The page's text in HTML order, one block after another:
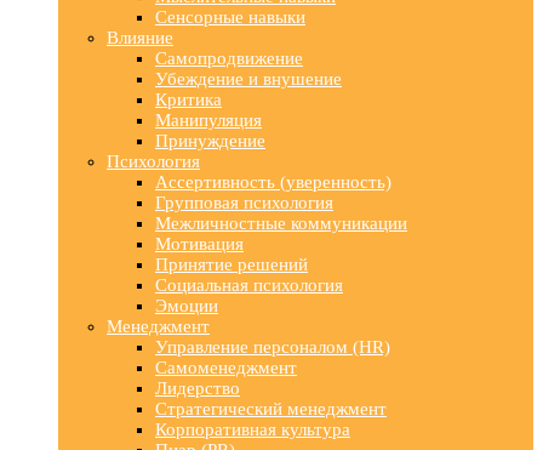
Сенсорные навыки
Влияние
Самопродвижение
Убеждение и внушение
Критика
Манипуляция
Принуждение
Психология
Ассертивность (уверенность)
Групповая психология
Межличностные коммуникации
Мотивация
Принятие решений
Социальная психология
Эмоции
Менеджмент
Управление персоналом (HR)
Самоменеджмент
Лидерство
Стратегический менеджмент
Корпоративная культура